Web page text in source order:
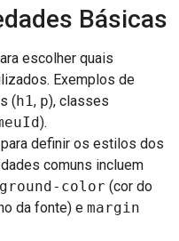
Básicas
escolher quais
Exemplos de
( h1, p), classes
).
definir os estilos dos
comuns incluem
color (cor do
da fonte) e margin